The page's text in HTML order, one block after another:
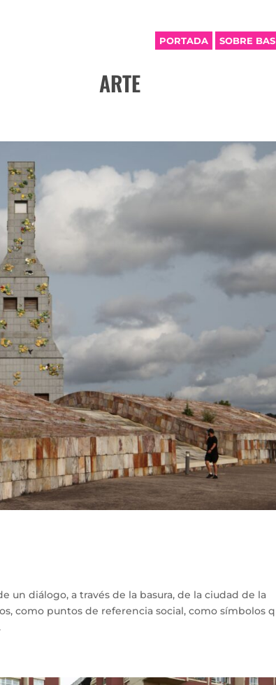
ARTE
PORTADA SOBRE
un diálogo, a través de la basura, de la ciudad de la
como puntos de referencia social, como símbolos